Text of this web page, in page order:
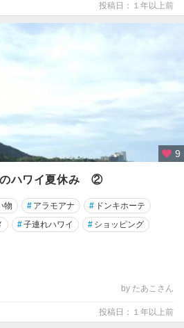
投稿日：１年以上前
9
のハワイ夏休み ②
物 # アラモアナ # ドンキホーテ
#子連れハワイ # ショッピング
by たあこさん
投稿日：１年以上前